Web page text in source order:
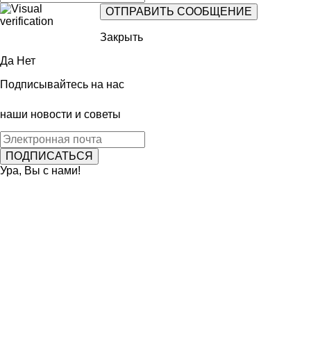
Закрыть
Да Нет
Подписывайтесь на нас
наши новости и советы
Ура, Вы с нами!